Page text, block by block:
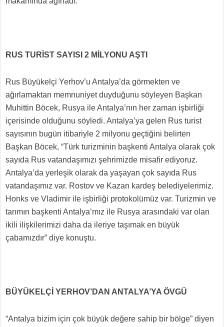
RUS TURİST SAYISI 2 MİLYONU AŞTI
Rus Büyükelçi Yerhov’u Antalya’da görmekten ve
ağırlamaktan memnuniyet duyduğunu söyleyen Başkan
Muhittin Böcek, Rusya ile Antalya’nın her zaman işbirliği
içerisinde olduğunu söyledi. Antalya’ya gelen Rus turist
sayısının bugün itibariyle 2 milyonu geçtiğini belirten
Başkan Böcek, “Türk turizminin başkenti Antalya olarak çok
sayıda Rus vatandaşımızı şehrimizde misafir ediyoruz.
Antalya’da yerleşik olarak da yaşayan çok sayıda Rus
vatandaşımız var. Rostov ve Kazan kardeş belediyelerimiz.
Honks ve Vladimir ile işbirliği protokolümüz var. Turizmin ve
tarımın başkenti Antalya’mız ile Rusya arasındaki var olan
ikili ilişkilerimizi daha da ileriye taşımak en büyük
çabamızdır” diye konuştu.
BÜYÜKELÇİ YERHOV’DAN ANTALYA’YA ÖVGÜ
“Antalya bizim için çok büyük değere sahip bir bölge” diyen